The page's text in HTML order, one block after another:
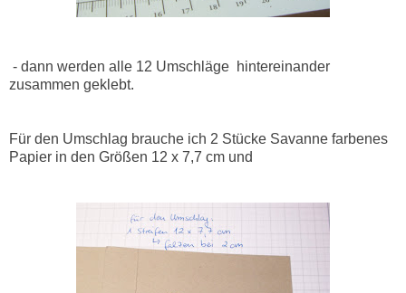
- dann werden alle 12 Umschläge hintereinander
zusammen geklebt.
Für den Umschlag brauche ich 2 Stücke Savanne farbenes
Papier in den Größen 12 x 7,7 cm und